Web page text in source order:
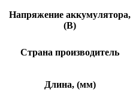
Напряжение аккумулятора,
(В)
Страна производитель
Длина, (мм)